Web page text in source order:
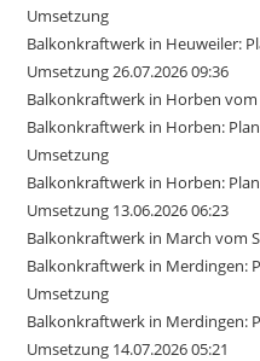
Umsetzung
Balkonkraftwerk in Heuweiler:
Umsetzung 26.07.2026 09:36
Balkonkraftwerk in Horben
Balkonkraftwerk in Horben:
Umsetzung
Balkonkraftwerk in Horben:
Umsetzung 13.06.2026 06:23
Balkonkraftwerk in March vom
Balkonkraftwerk in Merdingen:
Umsetzung
Balkonkraftwerk in Merdingen:
Umsetzung 14.07.2026 05:21